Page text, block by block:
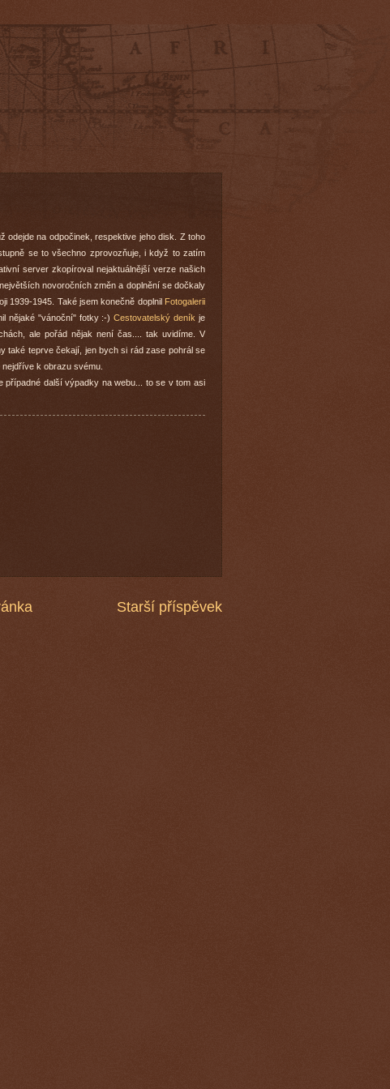
odejde na odpočinek, respektive jeho disk. Z toho
se to všechno zprovozňuje, i když to zatím
server zkopíroval nejaktuálnější verze našich
novoročních změn a doplnění se dočkaly
1939-1945. Také jsem konečně doplnil Fotogalerii
nějaké "vánoční" fotky :-)Cestovatelský deník je
ale pořád nějak není čas.... tak uvidíme. V
také teprve čekají, jen bych si rád zase pohrál se
k obrazu svému.
další výpadky na webu... to se v tom asi
Starší příspěvek